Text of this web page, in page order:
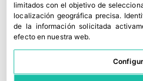
limitados con el objetivo de
localización geográfica precisa.
de la información solicitada
efecto en nuestra web.